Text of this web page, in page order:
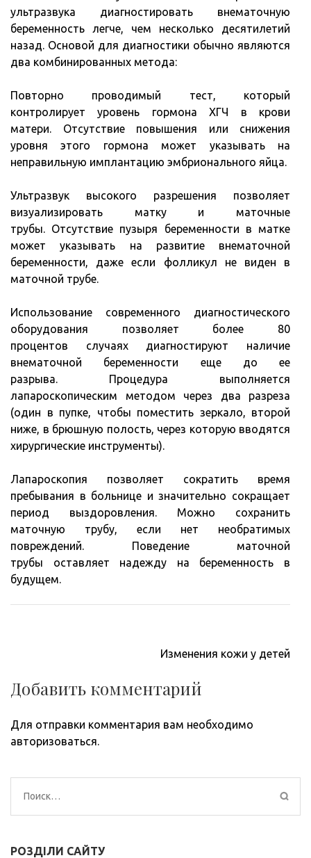
ультразвука диагностировать внематочную
беременность легче, чем несколько десятилетий
назад. Основой для диагностики обычно являются
два комбинированных метода:
Повторно проводимый тест, который
контролирует уровень гормона ХГЧ в крови
матери. Отсутствие повышения или снижения
уровня этого гормона может указывать на
неправильную имплантацию эмбрионального яйца.
Ультразвук высокого разрешения позволяет
визуализировать матку и маточные
трубы. Отсутствие пузыря беременности в матке
может указывать на развитие внематочной
беременности, даже если фолликул не виден в
маточной трубе.
Использование современного диагностического
оборудования позволяет более 80
процентов случаях диагностируют наличие
внематочной беременности еще до ее
разрыва. Процедура выполняется
лапароскопическим методом через два разреза
(один в пупке, чтобы поместить зеркало, второй
ниже, в брюшную полость, через которую вводятся
хирургические инструменты).
Лапароскопия позволяет сократить время
пребывания в больнице и значительно сокращает
период выздоровления. Можно сохранить
маточную трубу, если нет необратимых
повреждений. Поведение маточной
трубы оставляет надежду на беременность в
будущем.
записям
Изменения кожи у детей
Добавить комментарий
Для отправки комментария вам необходимо
авторизоваться.
Найти:
РОЗДІЛИ САЙТУ